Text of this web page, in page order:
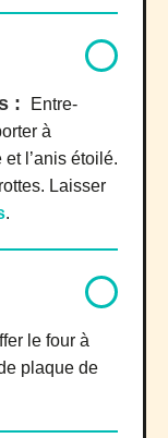
:
Entre-
à
l’anis étoilé.
Laisser
.
le four à
plaque de